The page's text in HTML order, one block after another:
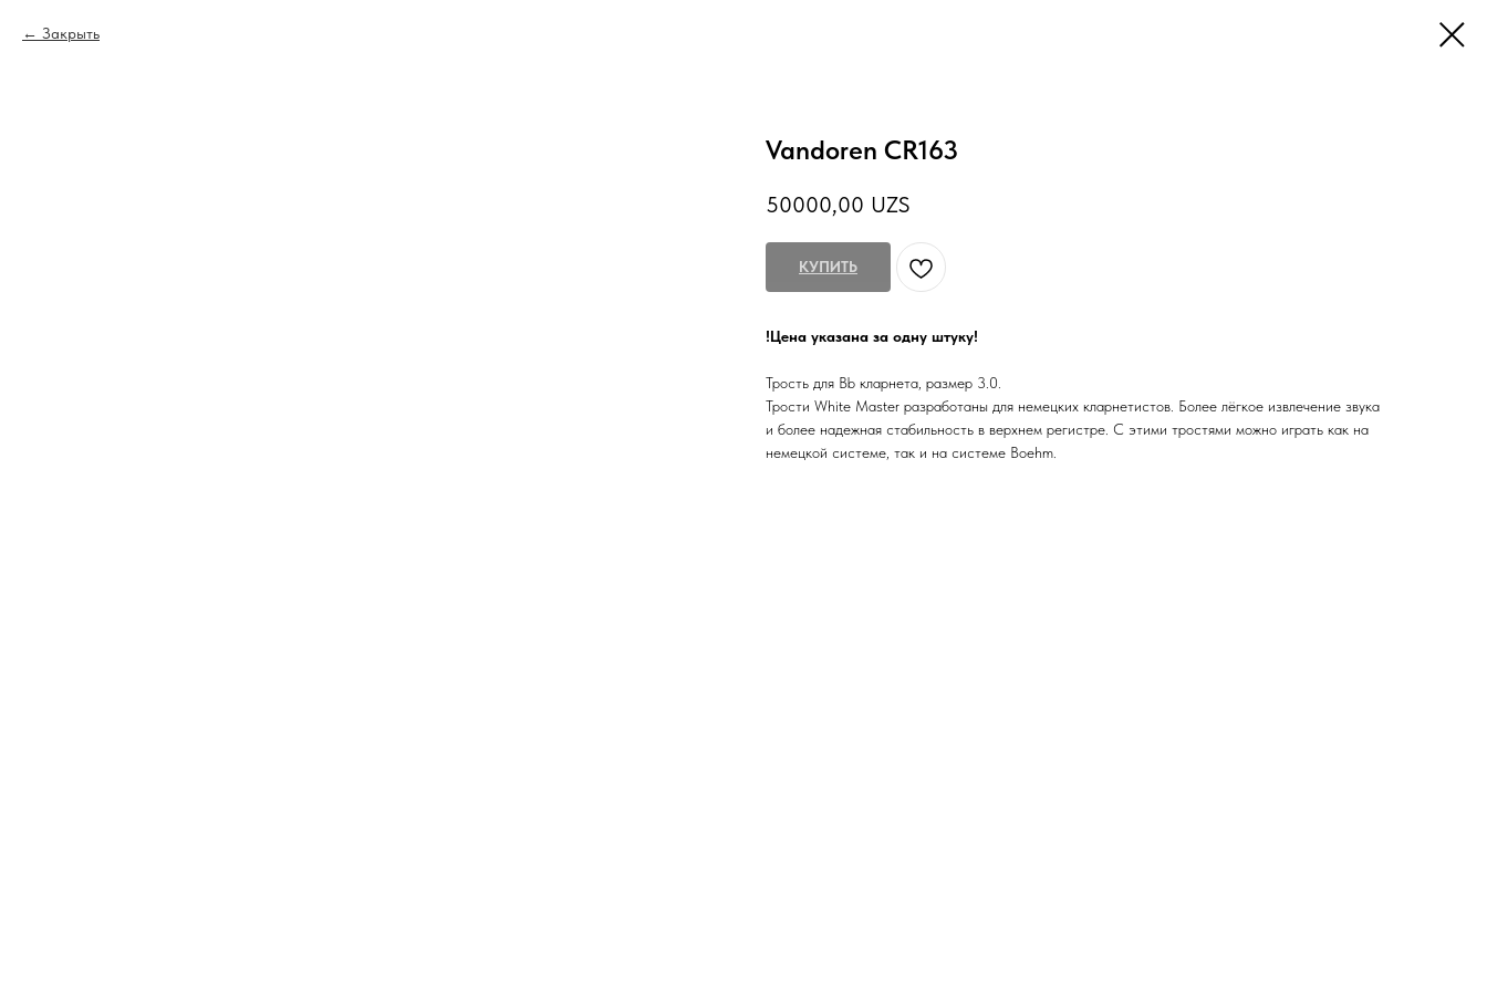
Закрыть
Vandoren CR163
50000,00 UZS
КУПИТЬ
!Цена указана за одну штуку!
Трость для Bb кларнета, размер 3.0.
Трости White Master разработаны для немецких кларнетистов. Более лёгкое извлечение звука
и более надежная стабильность в верхнем регистре. С этими тростями можно играть как на
немецкой системе, так и на системе Boehm.